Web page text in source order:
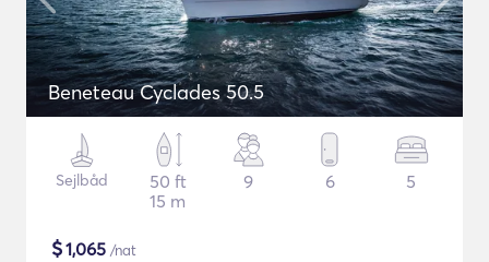
Beneteau Cyclades 50.5
Sejlbåd
50 ft
15 m
9 6 5
$1,065 /nat